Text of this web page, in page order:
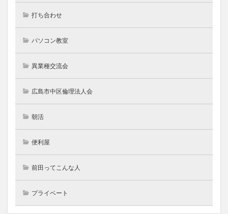
打ち合わせ
パソコン教室
異業種交流会
広島市中区倫理法人会
朝活
便利屋
前田ってこんな人
プライベート